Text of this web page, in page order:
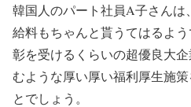
韓国人のパート社員A子さんは
給料もちゃんと貰うてはるよ
彰を受けるくらいの超優良大
むような厚い厚い福利厚生施
とでしょう。